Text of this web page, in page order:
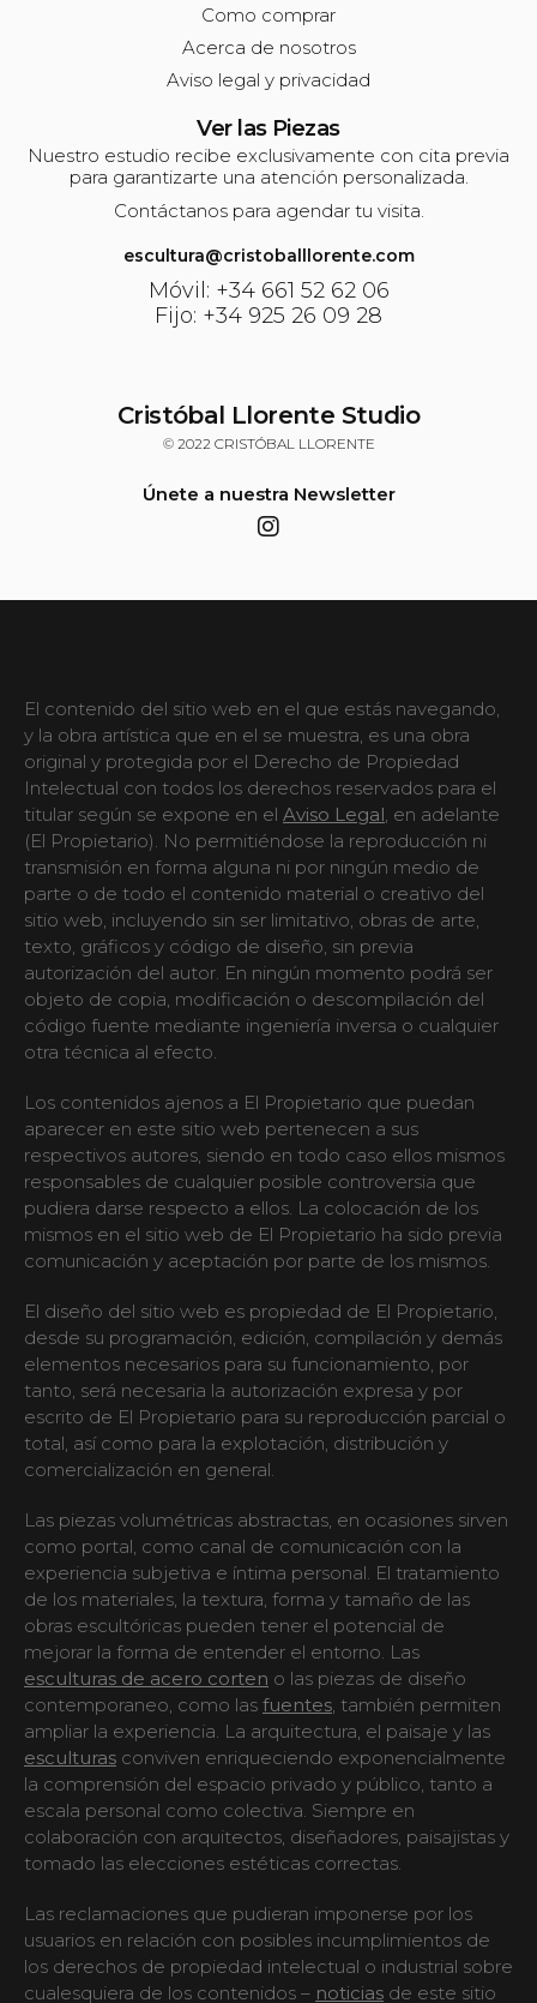
Como comprar
Acerca de nosotros
Aviso legal y privacidad
Ver las Piezas
Nuestro estudio recibe exclusivamente con cita previa
para garantizarte una atención personalizada.
Contáctanos para agendar tu visita.
escultura@cristoballlorente.com
Móvil: +34 661 52 62 06
Fijo: +34 925 26 09 28
Cristóbal Llorente Studio
© 2022 CRISTÓBAL LLORENTE
Únete a nuestra Newsletter
El contenido del sitio web en el que estás navegando,
y la obra artística que en el se muestra, es una obra
original y protegida por el Derecho de Propiedad
Intelectual con todos los derechos reservados para el
titular según se expone en el Aviso Legal, en adelante
(El Propietario). No permitiéndose la reproducción ni
transmisión en forma alguna ni por ningún medio de
parte o de todo el contenido material o creativo del
sitio web, incluyendo sin ser limitativo, obras de arte,
texto, gráficos y código de diseño, sin previa
autorización del autor. En ningún momento podrá ser
objeto de copia, modificación o descompilación del
código fuente mediante ingeniería inversa o cualquier
otra técnica al efecto.
Los contenidos ajenos a El Propietario que puedan
aparecer en este sitio web pertenecen a sus
respectivos autores, siendo en todo caso ellos mismos
responsables de cualquier posible controversia que
pudiera darse respecto a ellos. La colocación de los
mismos en el sitio web de El Propietario ha sido previa
comunicación y aceptación por parte de los mismos.
El diseño del sitio web es propiedad de El Propietario,
desde su programación, edición, compilación y demás
elementos necesarios para su funcionamiento, por
tanto, será necesaria la autorización expresa y por
escrito de El Propietario para su reproducción parcial o
total, así como para la explotación, distribución y
comercialización en general.
Las piezas volumétricas abstractas, en ocasiones sirven
como portal, como canal de comunicación con la
experiencia subjetiva e íntima personal. El tratamiento
de los materiales, la textura, forma y tamaño de las
obras escultóricas pueden tener el potencial de
mejorar la forma de entender el entorno. Las
esculturas de acero corten o las piezas de diseño
contemporaneo, como las fuentes, también permiten
ampliar la experiencia. La arquitectura, el paisaje y las
esculturas conviven enriqueciendo exponencialmente
la comprensión del espacio privado y público, tanto a
escala personal como colectiva. Siempre en
colaboración con arquitectos, diseñadores, paisajistas y
tomado las elecciones estéticas correctas.
Las reclamaciones que pudieran imponerse por los
usuarios en relación con posibles incumplimientos de
los derechos de propiedad intelectual o industrial sobre
cualesquiera de los contenidos – noticias de este sitio